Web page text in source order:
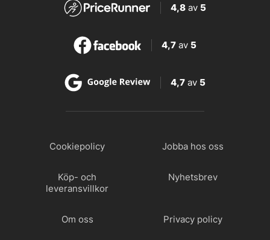
4,8 av 5
4,7 av 5
4,7 av 5
Cookiepolicy Jobba hos oss
Köp- och
leveransvillkor
Nyhetsbrev
Om oss Privacy policy